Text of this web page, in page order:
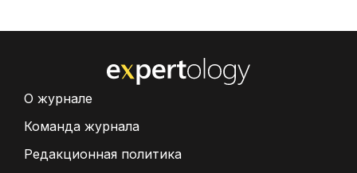
О журнале
Команда журнала
Редакционная политика